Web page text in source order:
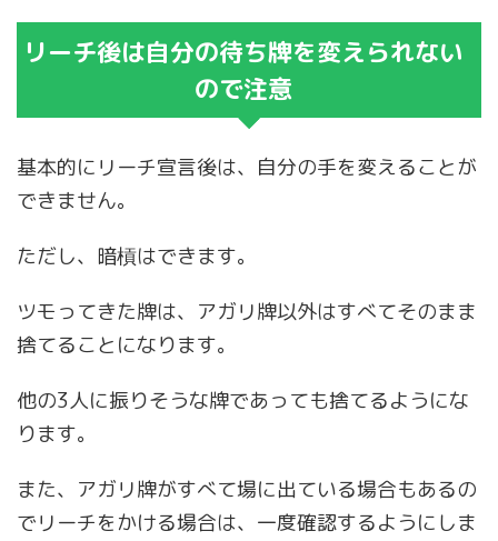
リーチ後は自分の待ち牌を変えられない
ので注意
基本的にリーチ宣言後は、自分の手を変えることが
できません。
ただし、暗槓はできます。
ツモってきた牌は、アガリ牌以外はすべてそのまま
捨てることになります。
他の3人に振りそうな牌であっても捨てるようにな
ります。
また、アガリ牌がすべて場に出ている場合もあるの
でリーチをかける場合は、一度確認するようにしま